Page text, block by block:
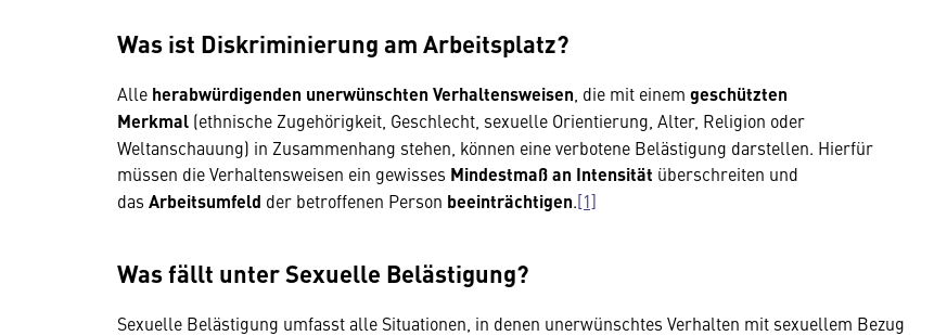
Was ist Diskriminierung am Arbeitsplatz?
Alle herabwürdigenden unerwünschten Verhaltensweisen , die mit einem geschützten
Merkmal (ethnische Zugehörigkeit, Geschlecht, sexuelle Orientierung, Alter, Religion oder
Weltanschauung) in Zusammenhang stehen, können eine verbotene Belästigung darstellen. Hierfür
müssen die Verhaltensweisen ein gewisses Mindestmaß an Intensität überschreiten und
das Arbeitsumfeld der betroffenen Person beeinträchtigen.[1]
Was fällt unter Sexuelle Belästigung?
Sexuelle Belästigung umfasst alle Situationen, in denen unerwünschtes Verhalten mit sexuellem Bezug